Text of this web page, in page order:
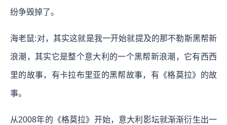
纷争毁掉了。
海老鼠:对，其实这就是我一开始就提及的那不勒斯黑帮新
浪潮，其实它是整个意大利的一个黑帮新浪潮，它有西西
里的故事，有卡拉布里亚的黑帮故事，有《格莫拉》的故
事。
从2008年的《格莫拉》开始，意大利影坛就渐渐衍生出一